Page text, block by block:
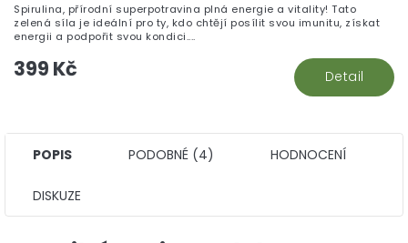
399 Kč Detail
Spirulina, přírodní superpotravina plná energie a vitality! Tato
zelená síla je ideální pro ty, kdo chtějí posílit svou imunitu, získat
energii a podpořit svou kondici....
POPIS PODOBNÉ (4) HODNOCENÍ
DISKUZE